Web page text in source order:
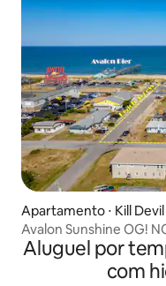
Apartamento ⋅ Kill Devil
Avalon Sunshine OG!
Aluguel por
com